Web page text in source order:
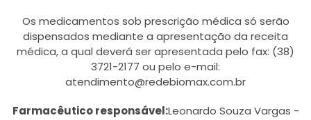
Os medicamentos sob prescrição médica só serão
dispensados mediante a apresentação da receita
médica, a qual deverá ser apresentada pelo fax: (38)
3721-2177 ou pelo e-mail:
atendimento@redebiomax.com.br
Farmacêutico responsável:Leonardo Souza Vargas -